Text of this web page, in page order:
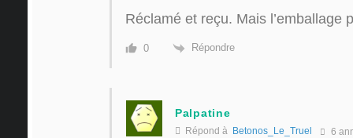
Réclamé et reçu. Mais l’emballage
0 Répondre
Palpatine
Répond à Betonos_Le_Truel 6